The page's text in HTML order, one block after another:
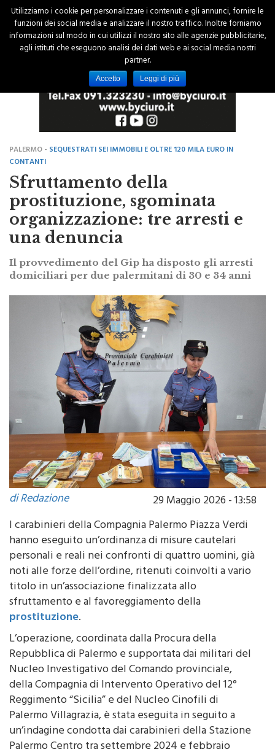
PALERMO -SEQUESTRATI SEI IMMOBILI E OLTRE 120 MILA EURO IN
CONTANTI
Sfruttamento della
prostituzione, sgominata
organizzazione: tre arresti e
una denuncia
Il provvedimento del Gip ha disposto gli arresti
domiciliari per due palermitani di 30 e 34 anni
di Redazione
29 Maggio 2026 - 13:58
I carabinieri della Compagnia Palermo Piazza Verdi
hanno eseguito un’ordinanza di misure cautelari
personali e reali nei confronti di quattro uomini, già
noti alle forze dell’ordine, ritenuti coinvolti a vario
titolo in un’associazione finalizzata allo
sfruttamento e al favoreggiamento della
prostituzione.
L’operazione, coordinata dalla Procura della
Repubblica di Palermo e supportata dai militari del
Nucleo Investigativo del Comando provinciale,
della Compagnia di Intervento Operativo del 12°
Reggimento “Sicilia” e del Nucleo Cinofili di
Palermo Villagrazia, è stata eseguita in seguito a
un’indagine condotta dai carabinieri della Stazione
Palermo Centro tra settembre 2024 e febbraio
2025. Il provvedimento del Gip ha disposto gli
Utilizziamo i cookie per personalizzare i contenuti e gli annunci, fornire le
funzioni dei social media e analizzare il nostro traffico. Inoltre forniamo
informazioni sul modo in cui utilizzi il nostro sito alle agenzie pubblicitarie,
agli istituti che eseguono analisi dei dati web e ai social media nostri
partner.
Accetto Leggi di più